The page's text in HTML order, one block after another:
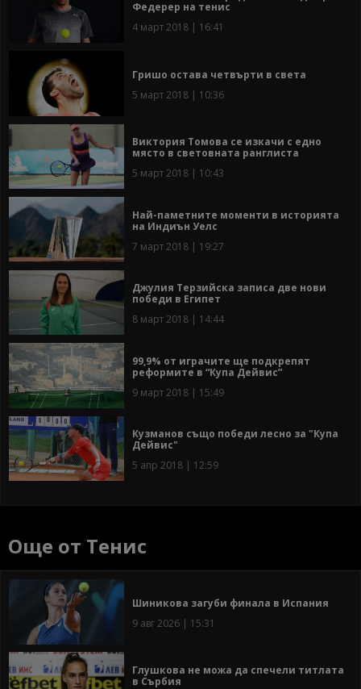
Федерер на тенис
4 март 2018 | 16:41
Гришо остава четвърти в света
5 март 2018 | 10:36
Виктория Томова се изкачи с едно
място в световната ранглиста
5 март 2018 | 10:43
Най-паметните моменти в историята
на Индиън Уелс
7 март 2018 | 19:27
Джулия Терзийска записа две нови
победи в Египет
8 март 2018 | 14:44
99,9% от играчите ще подкрепят
реформите в “Купа Дейвис”
9 март 2018 | 15:49
Кузманов също победи лесно за "Купа
Дейвис"
5 апр 2018 | 12:59
Още от Тенис
Шиникова загуби финала в Испания
9 авг 2026 | 15:31
Глушкова не можа да спечели титлата
в Сърбия